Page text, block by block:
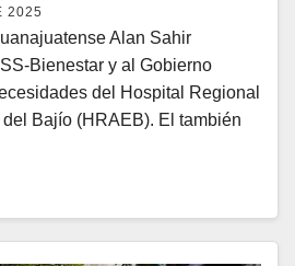
2025
Alan Sahir
Bienestar y al Gobierno
del Hospital Regional
Bajío (HRAEB). El también